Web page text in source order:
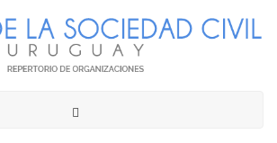
Toggle